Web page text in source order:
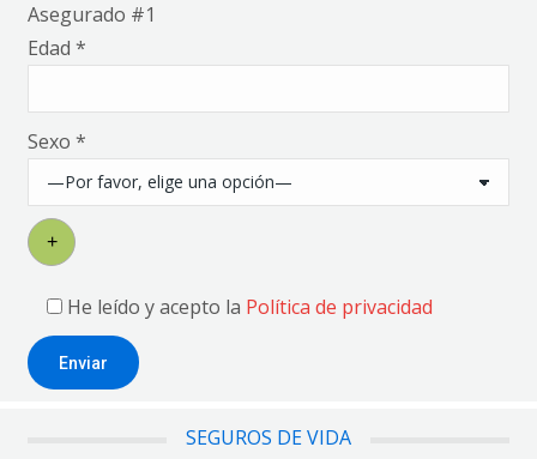
Asegurado #1
Edad *
Sexo *
+
He leído y acepto la Política de privacidad
SEGUROS DE VIDA